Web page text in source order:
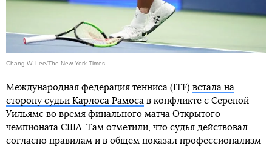
Chang W. Lee/The New York Times
Международная федерация тенниса (ITF) встала на
сторону судьи Карлоса Рамоса в конфликте с Сереной
Уильямс во время финального матча Открытого
чемпионата США. Там отметили, что судья действовал
согласно правилам и в общем показал профессионализм